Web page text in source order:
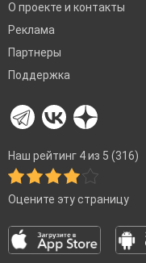
О проекте и контакты
Реклама
Партнеры
Поддержка
Наш рейтинг 4 из 5 (316)
Оцените эту страницу